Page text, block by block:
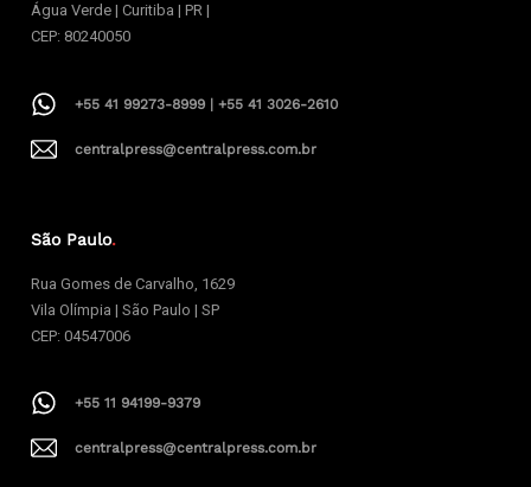
Água Verde | Curitiba | PR |
CEP: 80240050
+55 41 99273-8999 | +55 41 3026-2610
centralpress@centralpress.com.br
São Paulo.
Rua Gomes de Carvalho, 1629
Vila Olímpia | São Paulo | SP
CEP: 04547006
+55 11 94199-9379
centralpress@centralpress.com.br